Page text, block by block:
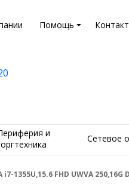
Помощь
и
оргтехника
Сетевое
1355U,15.6 FHD UWVA 250,16G